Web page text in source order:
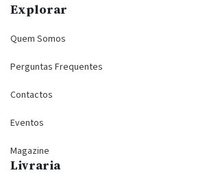
Explorar
Quem Somos
Perguntas Frequentes
Contactos
Eventos
Magazine
Livraria